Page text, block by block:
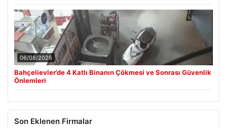
06/08/2026
Bahçelievler’de 4 Katlı Binanın Çökmesi ve Sonrası Güvenlik
Önlemleri
Son Eklenen Firmalar